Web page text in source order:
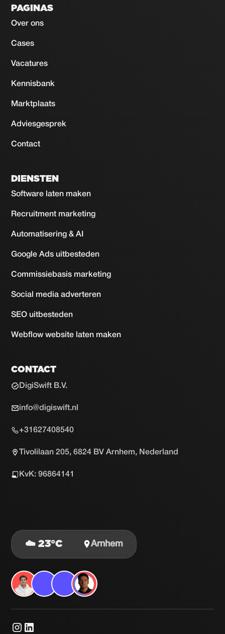
PAGINAS
Over ons
Cases
Vacatures
Kennisbank
Marktplaats
Adviesgesprek
Contact
DIENSTEN
Software laten maken
Recruitment marketing
Automatisering & AI
Google Ads uitbesteden
Commissiebasis marketing
Social media adverteren
SEO uitbesteden
Webflow website laten maken
CONTACT
DigiSwift B.V.
info@digiswift.nl
+31627408540
Tivolilaan 205, 6824 BV Arnhem, Nederland
KvK: 96864141
☁️ 23°C Arnhem